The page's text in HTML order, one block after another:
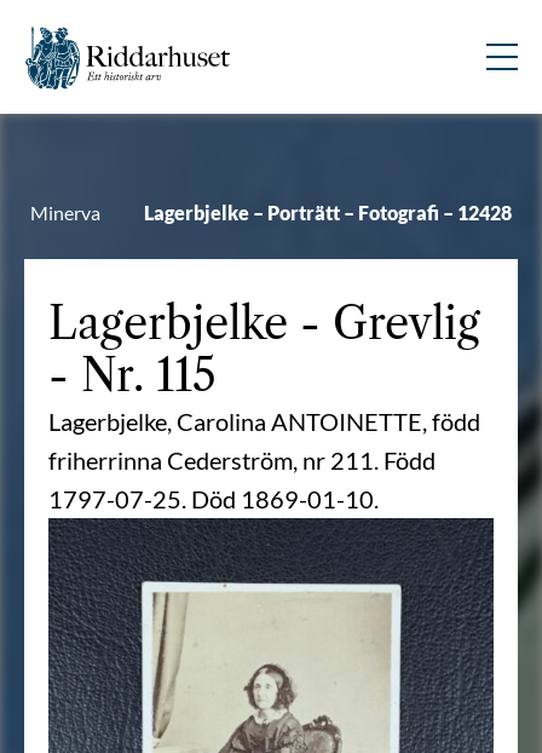
Minerva Lagerbjelke – Porträtt – Fotografi – 12428
Lagerbjelke - Grevlig
- Nr. 115
Lagerbjelke, Carolina ANTOINETTE, född
friherrinna Cederström, nr 211. Född
1797-07-25. Död 1869-01-10.